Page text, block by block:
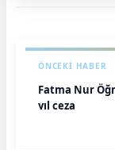
ÖNCEKI HABER
Fatma Nur
yıl ceza